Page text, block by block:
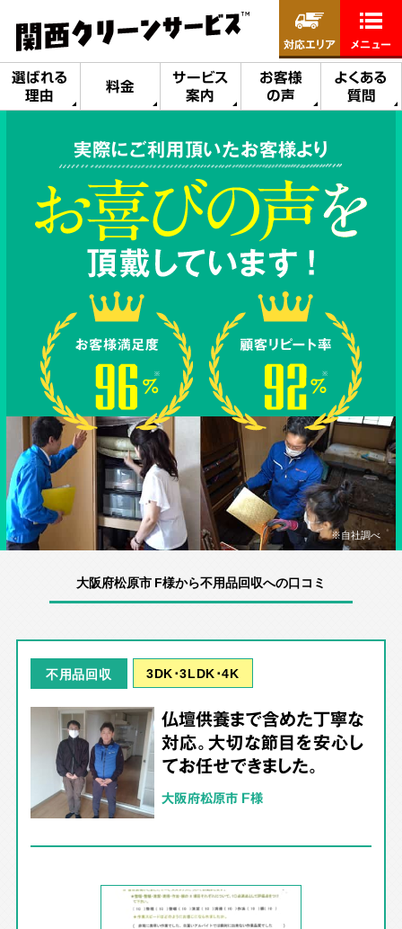
選ばれる
理由
料金
サービス
案内
お客様
の声
よくある
質問
対応エリア メニュー
実際にご利用頂いたお客様より
※自社調べ
大阪府松原市 F様から不用品回収への口コミ
不用品回収 3DK･3LDK･4K
仏壇供養まで含めた丁寧な
対応。大切な節目を安心し
てお任せできました。
大阪府松原市 F様